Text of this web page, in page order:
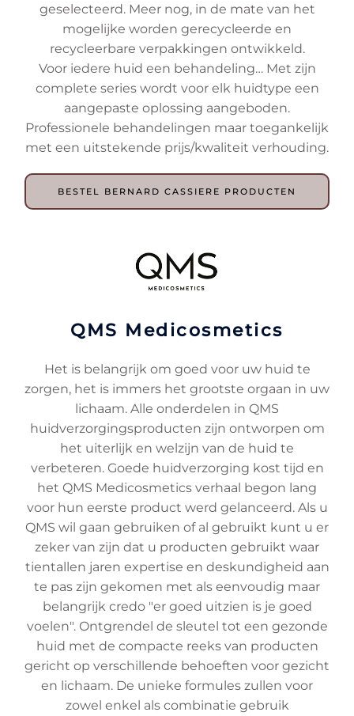
geselecteerd. Meer nog, in de mate van het
mogelijke worden gerecycleerde en
recycleerbare verpakkingen ontwikkeld.
Voor iedere huid een behandeling… Met zijn
complete series wordt voor elk huidtype een
aangepaste oplossing aangeboden.
Professionele behandelingen maar toegankelijk
met een uitstekende prijs/kwaliteit verhouding.
BESTEL BERNARD CASSIERE PRODUCTEN
QMS Medicosmetics
Het is belangrijk om goed voor uw huid te
zorgen, het is immers het grootste orgaan in uw
lichaam. Alle onderdelen in QMS
huidverzorgingsproducten zijn ontworpen om
het uiterlijk en welzijn van de huid te
verbeteren. Goede huidverzorging kost tijd en
het QMS Medicosmetics verhaal begon lang
voor hun eerste product werd gelanceerd. Als u
QMS wil gaan gebruiken of al gebruikt kunt u er
zeker van zijn dat u producten gebruikt waar
tientallen jaren expertise en deskundigheid aan
te pas zijn gekomen met als eenvoudig maar
belangrijk credo "er goed uitzien is je goed
voelen". Ontgrendel de sleutel tot een gezonde
huid met de compacte reeks van producten
gericht op verschillende behoeften voor gezicht
en lichaam. De unieke formules zullen voor
zowel enkel als combinatie gebruik